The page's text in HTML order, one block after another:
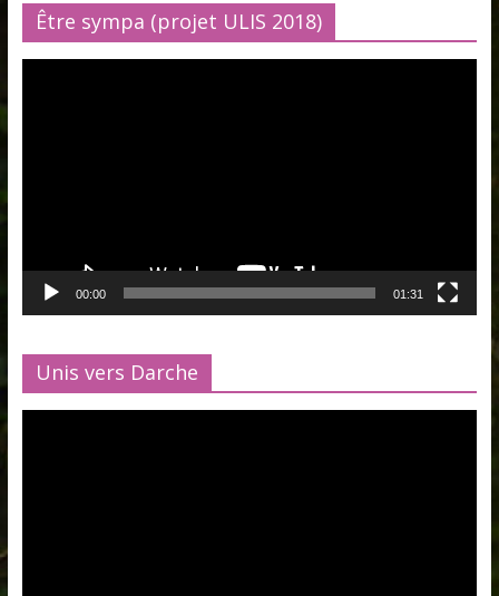
Être sympa (projet ULIS 2018)
00:00 01:31
Unis vers Darche